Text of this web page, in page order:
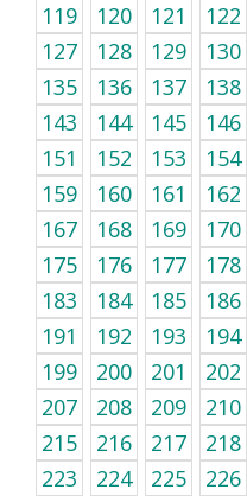
119
120 121 122
127
128 129 130
135
136 137 138
143
144 145 146
151
152 153 154
159
160 161 162
167
168 169 170
175
176 177 178
183
184 185 186
191
192 193 194
199
200 201 202
207
208 209 210
215
216 217 218
223
224 225 226